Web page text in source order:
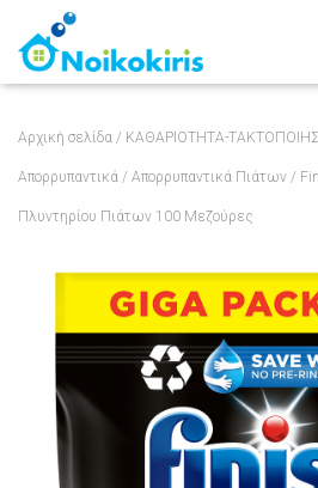
Αρχική σελίδα / ΚΑΘΑΡΙΟΤΗΤΑ-
Απορρυπαντικά / Απορρυπαντικά Πιάτων /
Πλυντηρίου Πιάτων 100 Μεζούρες